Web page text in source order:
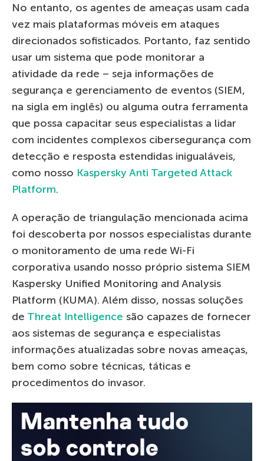
No entanto, os agentes de ameaças usam cada
vez mais plataformas móveis em ataques
direcionados sofisticados. Portanto, faz sentido
usar um sistema que pode monitorar a
atividade da rede – seja informações de
segurança e gerenciamento de eventos (SIEM,
na sigla em inglês) ou alguma outra ferramenta
que possa capacitar seus especialistas a lidar
com incidentes complexos cibersegurança com
detecção e resposta estendidas inigualáveis,
como nosso Kaspersky Anti Targeted Attack
Platform.
A operação de triangulação mencionada acima
foi descoberta por nossos especialistas durante
o monitoramento de uma rede Wi-Fi
corporativa usando nosso próprio sistema SIEM
Kaspersky Unified Monitoring and Analysis
Platform (KUMA). Além disso, nossas soluções
de Threat Intelligence são capazes de fornecer
aos sistemas de segurança e especialistas
informações atualizadas sobre novas ameaças,
bem como sobre técnicas, táticas e
procedimentos do invasor.